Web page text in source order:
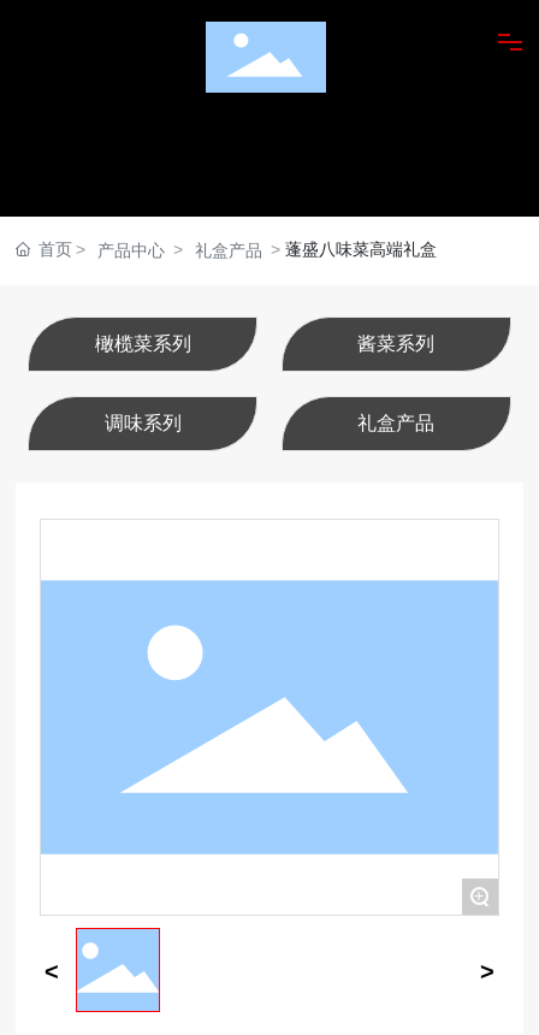
橄榄菜菜品应用
新闻动态
首页 产品中心 礼盒产品 蓬盛八味菜高端礼盒
橄榄菜系列 酱菜系列
调味系列 礼盒产品
+